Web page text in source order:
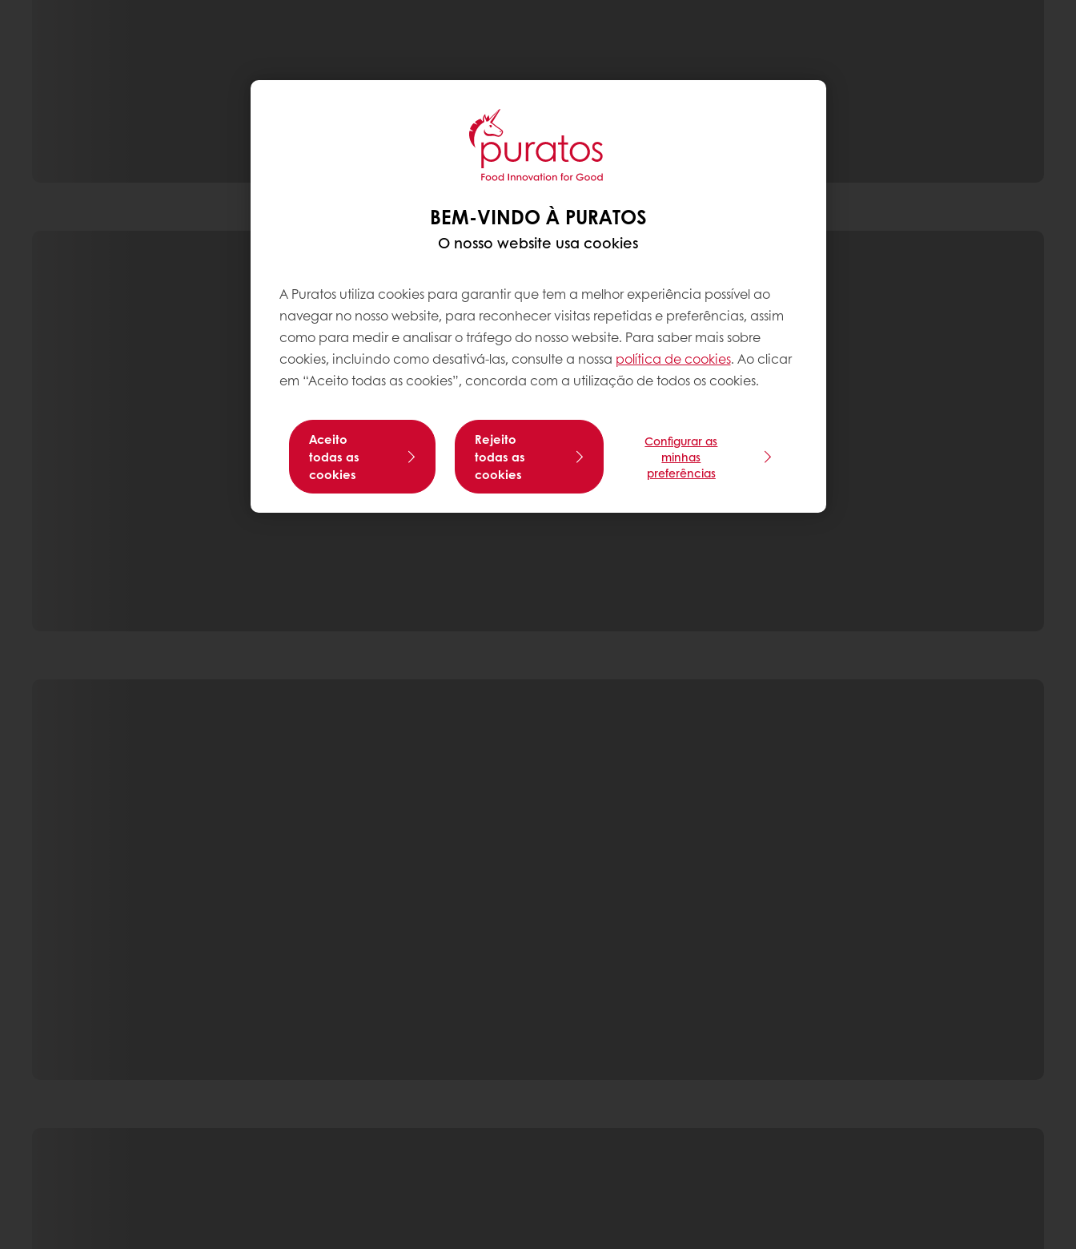
BEM-VINDO À PURATOS
O nosso website usa cookies
A Puratos utiliza cookies para garantir que tem a melhor experiência possível ao
navegar no nosso website, para reconhecer visitas repetidas e preferências, assim
como para medir e analisar o tráfego do nosso website. Para saber mais sobre
cookies, incluindo como desativá-las, consulte a nossa política de cookies. Ao clicar
em “Aceito todas as cookies”, concorda com a utilização de todos os cookies.
Aceito
todas as
cookies
Rejeito
todas as
cookies
Configurar as
minhas
preferências